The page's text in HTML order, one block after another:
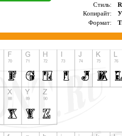
Стиль:
Копирайт:
Формат: